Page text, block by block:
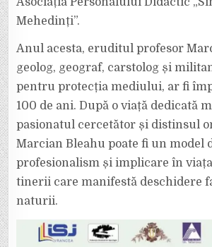
Mehedinți”.
Anul acesta, eruditul profesor
geolog, geograf, carstolog și
pentru protecția mediului, ar fi
100 de ani. După o viață dedicată
pasionatul cercetător și distinsul
Marcian Bleahu poate fi un model
profesionalism și implicare în
tinerii care manifestă deschidere
naturii.